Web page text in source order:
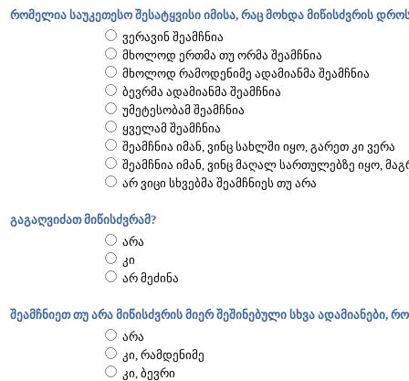
რომელია საუკეთესო შესატყვისი იმისა, რაც მოხდა მიწისძვრის
ვერავინ შეამჩნია
მხოლოდ ერთმა თუ ორმა შეამჩნია
მხოლოდ რამოდენიმე ადამიანმა შეამჩნია
ბევრმა ადამიანმა შეამჩნია
უმეტესობამ შეამჩნია
ყველამ შეამჩნია
შეამჩნია იმან, ვინც სახლში იყო, გარეთ კი ვერა
შეამჩნია იმან, ვინც მაღალ სართულებზე იყო,
არ ვიცი სხვებმა შეამჩნიეს თუ არა
გაგაღვიძათ მიწისძვრამ?
არა
კი
არ მეძინა
შეამჩნიეთ თუ არა მიწისძვრის მიერ შეშინებული სხვა ადამიანები,
არა
კი, რამდენიმე
კი, ბევრი